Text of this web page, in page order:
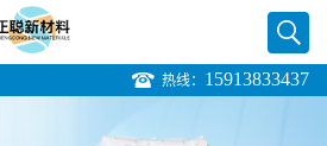
热线： 15913833437